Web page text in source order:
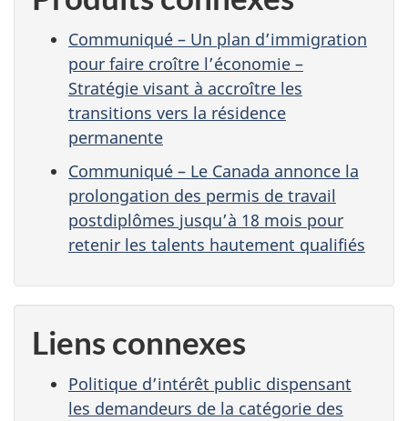
Communiqué – Un plan d’immigration
pour faire croître l’économie –
Stratégie visant à accroître les
transitions vers la résidence
permanente
Communiqué – Le Canada annonce la
prolongation des permis de travail
postdiplômes jusqu’à 18 mois pour
retenir les talents hautement qualifiés
Liens connexes
Politique d’intérêt public dispensant
les demandeurs de la catégorie des